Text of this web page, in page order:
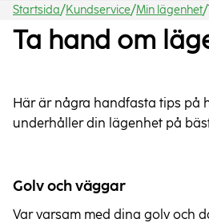
Startsida Kundservice Min lägenhet
Ta hand om
Här är några handfasta tips på
underhåller din lägenhet på
Golv och väggar
Var varsam med dina golv och